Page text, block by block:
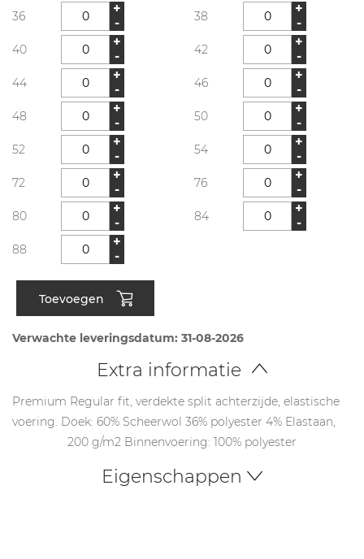
36
+
-
38
+
-
40
+
-
42
+
-
44
+
-
46
+
-
48
+
-
50
+
-
52
+
-
54
+
-
72
+
-
76
+
-
80
+
-
84
+
-
88
+
-
Toevoegen
Verwachte leveringsdatum: 31-08-2026
Extra informatie
Premium Regular fit, verdekte split achterzijde, elastische
voering. Doek: 60% Scheerwol 36% polyester 4% Elastaan,
200 g/m2 Binnenvoering: 100% polyester
Eigenschappen